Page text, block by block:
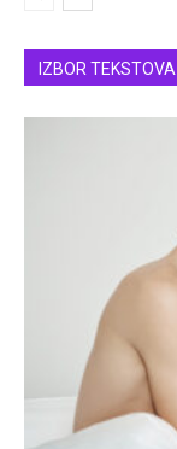
IZBOR TEKSTOVA